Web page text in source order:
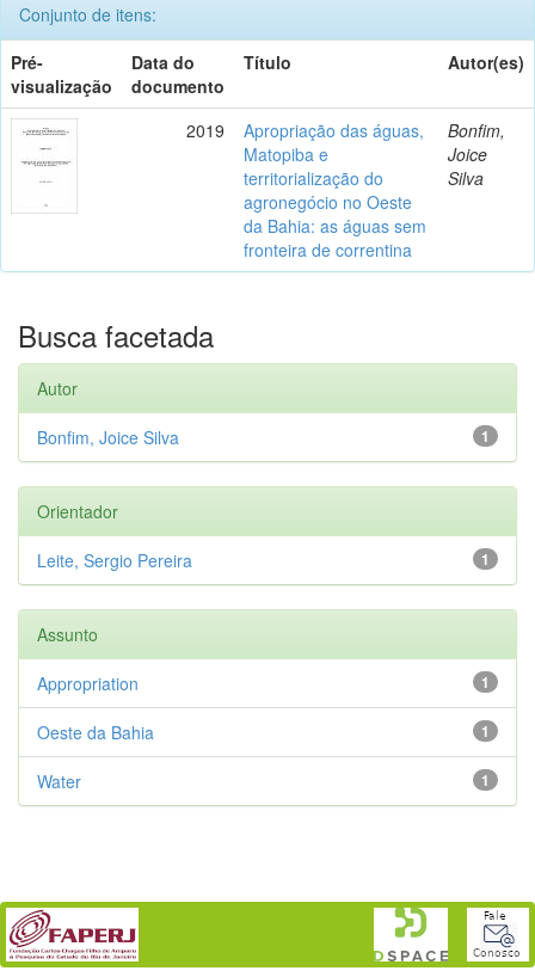
Conjunto de itens:
Pré-
visualização
Data do
documento
Título Autor(es)
2019
Apropriação das águas,
Matopiba e
territorialização do
agronegócio no Oeste
da Bahia: as águas sem
fronteira de correntina
Bonfim,
Joice
Silva
Busca facetada
Autor
1
Bonfim, Joice Silva
Orientador
1
Leite, Sergio Pereira
Assunto
1
Appropriation
1
Oeste da Bahia
1
Water